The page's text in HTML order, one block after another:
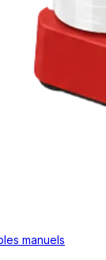
manuels